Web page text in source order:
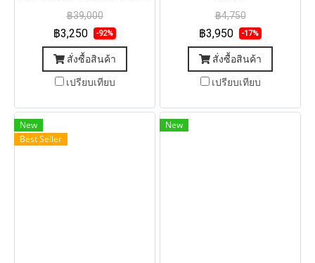
฿39,000
฿3,250 -92%
สั่งซื้อสินค้า
เปรียบเทียบ
฿4,750
฿3,950 -17%
สั่งซื้อสินค้า
เปรียบเทียบ
New
Best Seller
New